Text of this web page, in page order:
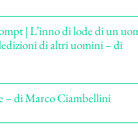
| L’inno di lode di un
di altri uomini – di
– di Marco Ciambellini